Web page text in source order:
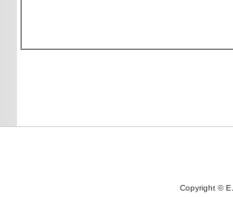
Copyright ©